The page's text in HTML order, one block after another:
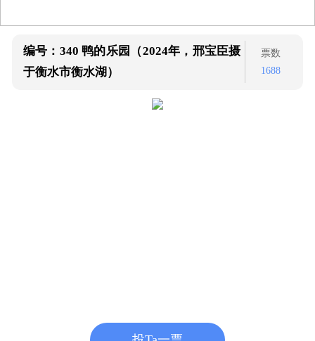
编号：340 鸭的乐园（2024年，邢宝臣摄
于衡水市衡水湖）
票数
1688